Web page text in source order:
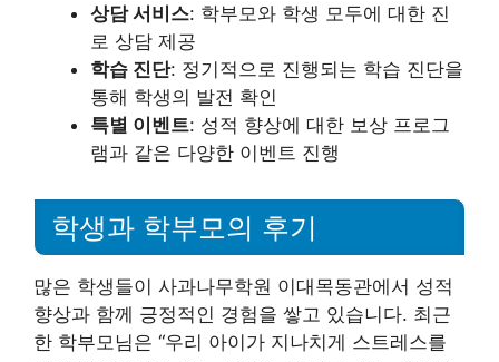
상담 서비스: 학부모와 학생 모두에 대한 진
로 상담 제공
학습 진단: 정기적으로 진행되는 학습 진단을
통해 학생의 발전 확인
특별 이벤트: 성적 향상에 대한 보상 프로그
램과 같은 다양한 이벤트 진행
학생과 학부모의 후기
많은 학생들이 사과나무학원 이대목동관에서 성적
향상과 함께 긍정적인 경험을 쌓고 있습니다. 최근
한 학부모님은 “우리 아이가 지나치게 스트레스를